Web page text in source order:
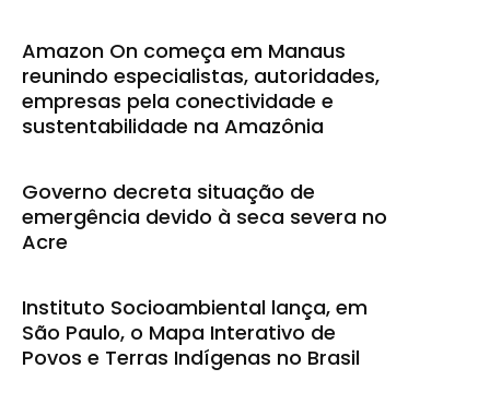
Amazon On começa em Manaus
reunindo especialistas, autoridades,
empresas pela conectividade e
sustentabilidade na Amazônia
Governo decreta situação de
emergência devido à seca severa no
Acre
Instituto Socioambiental lança, em
São Paulo, o Mapa Interativo de
Povos e Terras Indígenas no Brasil